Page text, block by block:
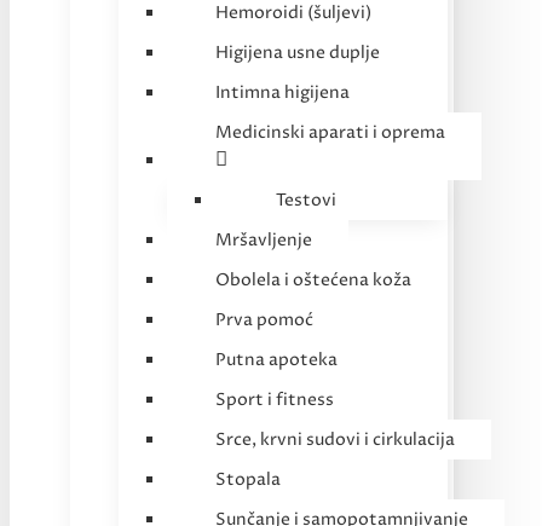
Hemoroidi (šuljevi)
Higijena usne duplje
Intimna higijena
Medicinski aparati i oprema
Testovi
Mršavljenje
Obolela i oštećena koža
Prva pomoć
Putna apoteka
Sport i fitness
Srce, krvni sudovi i cirkulacija
Stopala
Sunčanje i samopotamnjivanje